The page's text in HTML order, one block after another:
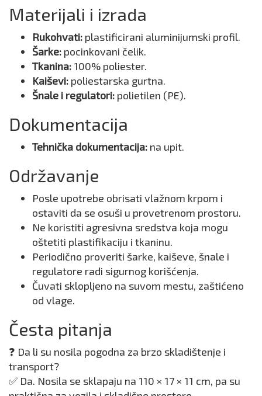
Materijali i izrada
Rukohvati: plastificirani aluminijumski profil.
Šarke: pocinkovani čelik.
Tkanina: 100% poliester.
Kaiševi: poliestarska gurtna.
Šnale i regulatori: polietilen (PE).
Dokumentacija
Tehnička dokumentacija: na upit.
Održavanje
Posle upotrebe obrisati vlažnom krpom i
ostaviti da se osuši u provetrenom prostoru.
Ne koristiti agresivna sredstva koja mogu
oštetiti plastifikaciju i tkaninu.
Periodično proveriti šarke, kaiševe, šnale i
regulatore radi sigurnog korišćenja.
Čuvati sklopljeno na suvom mestu, zaštićeno
od vlage.
Česta pitanja
❓ Da li su nosila pogodna za brzo skladištenje i
transport?
✅ Da. Nosila se sklapaju na 110 × 17 × 11 cm, pa su